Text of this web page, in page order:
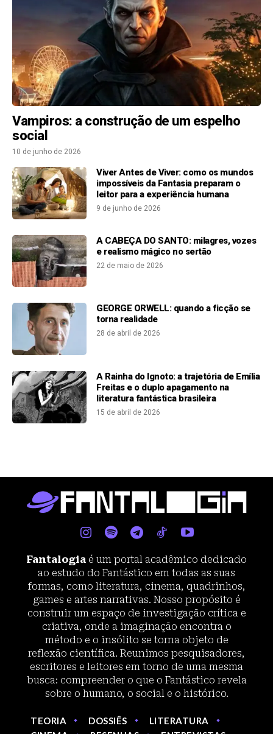
Vampiros: a construção de um espelho
social
10 de junho de 2026
Viver Antes de Viver: como os mundos
impossíveis da Fantasia preparam o
leitor para a experiência humana
9 de junho de 2026
A CABEÇA DO SANTO: milagres, vozes
e realismo mágico no sertão
22 de maio de 2026
GEORGE ORWELL: quando a ficção se
torna realidade
28 de abril de 2026
A Rainha do Ignoto: a trajetória de Emília
Freitas e o duplo apagamento na
literatura fantástica brasileira
15 de abril de 2026
Fantalogia é um portal acadêmico dedicado
ao estudo do Fantástico em todas as suas
formas, como literatura, cinema, quadrinhos,
games e artes narrativas. Nosso propósito é
construir um espaço de investigação crítica e
criativa, onde a imaginação encontra o
método e o insólito se torna objeto de
reflexão científica. Reunimos pesquisadores,
escritores e leitores em torno de uma mesma
busca: compreender o que o Fantástico revela
sobre o humano, o social e o histórico.
TEORIA DOSSIÊS
LITERATURA